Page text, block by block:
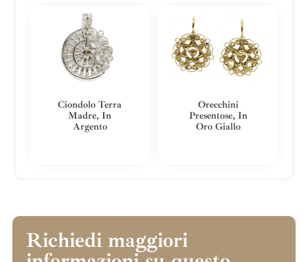
Ciondolo Terra
Madre, In
Argento
Orecchini
Presentose, In
Oro Giallo
Richiedi maggiori